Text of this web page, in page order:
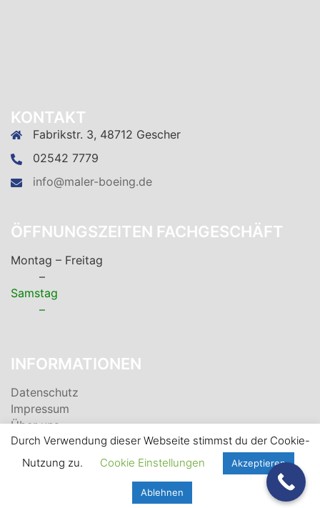
KONTAKT
Fabrikstr. 3, 48712 Gescher
02542 7779
info@maler-boeing.de
ÖFFNUNGSZEITEN FACHGESCHÄFT
Montag – Freitag
–
Samstag
–
INFORMATIONEN
Datenschutz
Impressum
Über uns
Durch Verwendung dieser Webseite stimmst du der Cookie-
Nutzung zu.
Cookie Einstellungen Akzeptieren
Ablehnen